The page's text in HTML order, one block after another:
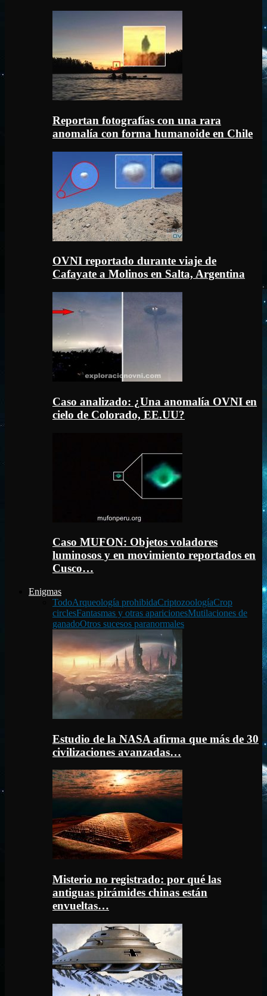
Reportan fotografías con una rara
anomalía con forma humanoide en Chile
OVNI reportado durante viaje de
Cafayate a Molinos en Salta, Argentina
Caso analizado: ¿Una anomalía OVNI en
cielo de Colorado, EE.UU?
Caso MUFON: Objetos voladores
luminosos y en movimiento reportados en
Cusco…
Enigmas
TodoArqueología prohibidaCriptozoologíaCrop
circlesFantasmas y otras aparicionesMutilaciones de
ganadoOtros sucesos paranormales
Estudio de la NASA afirma que más de 30
civilizaciones avanzadas…
Misterio no registrado: por qué las
antiguas pirámides chinas están
envueltas…